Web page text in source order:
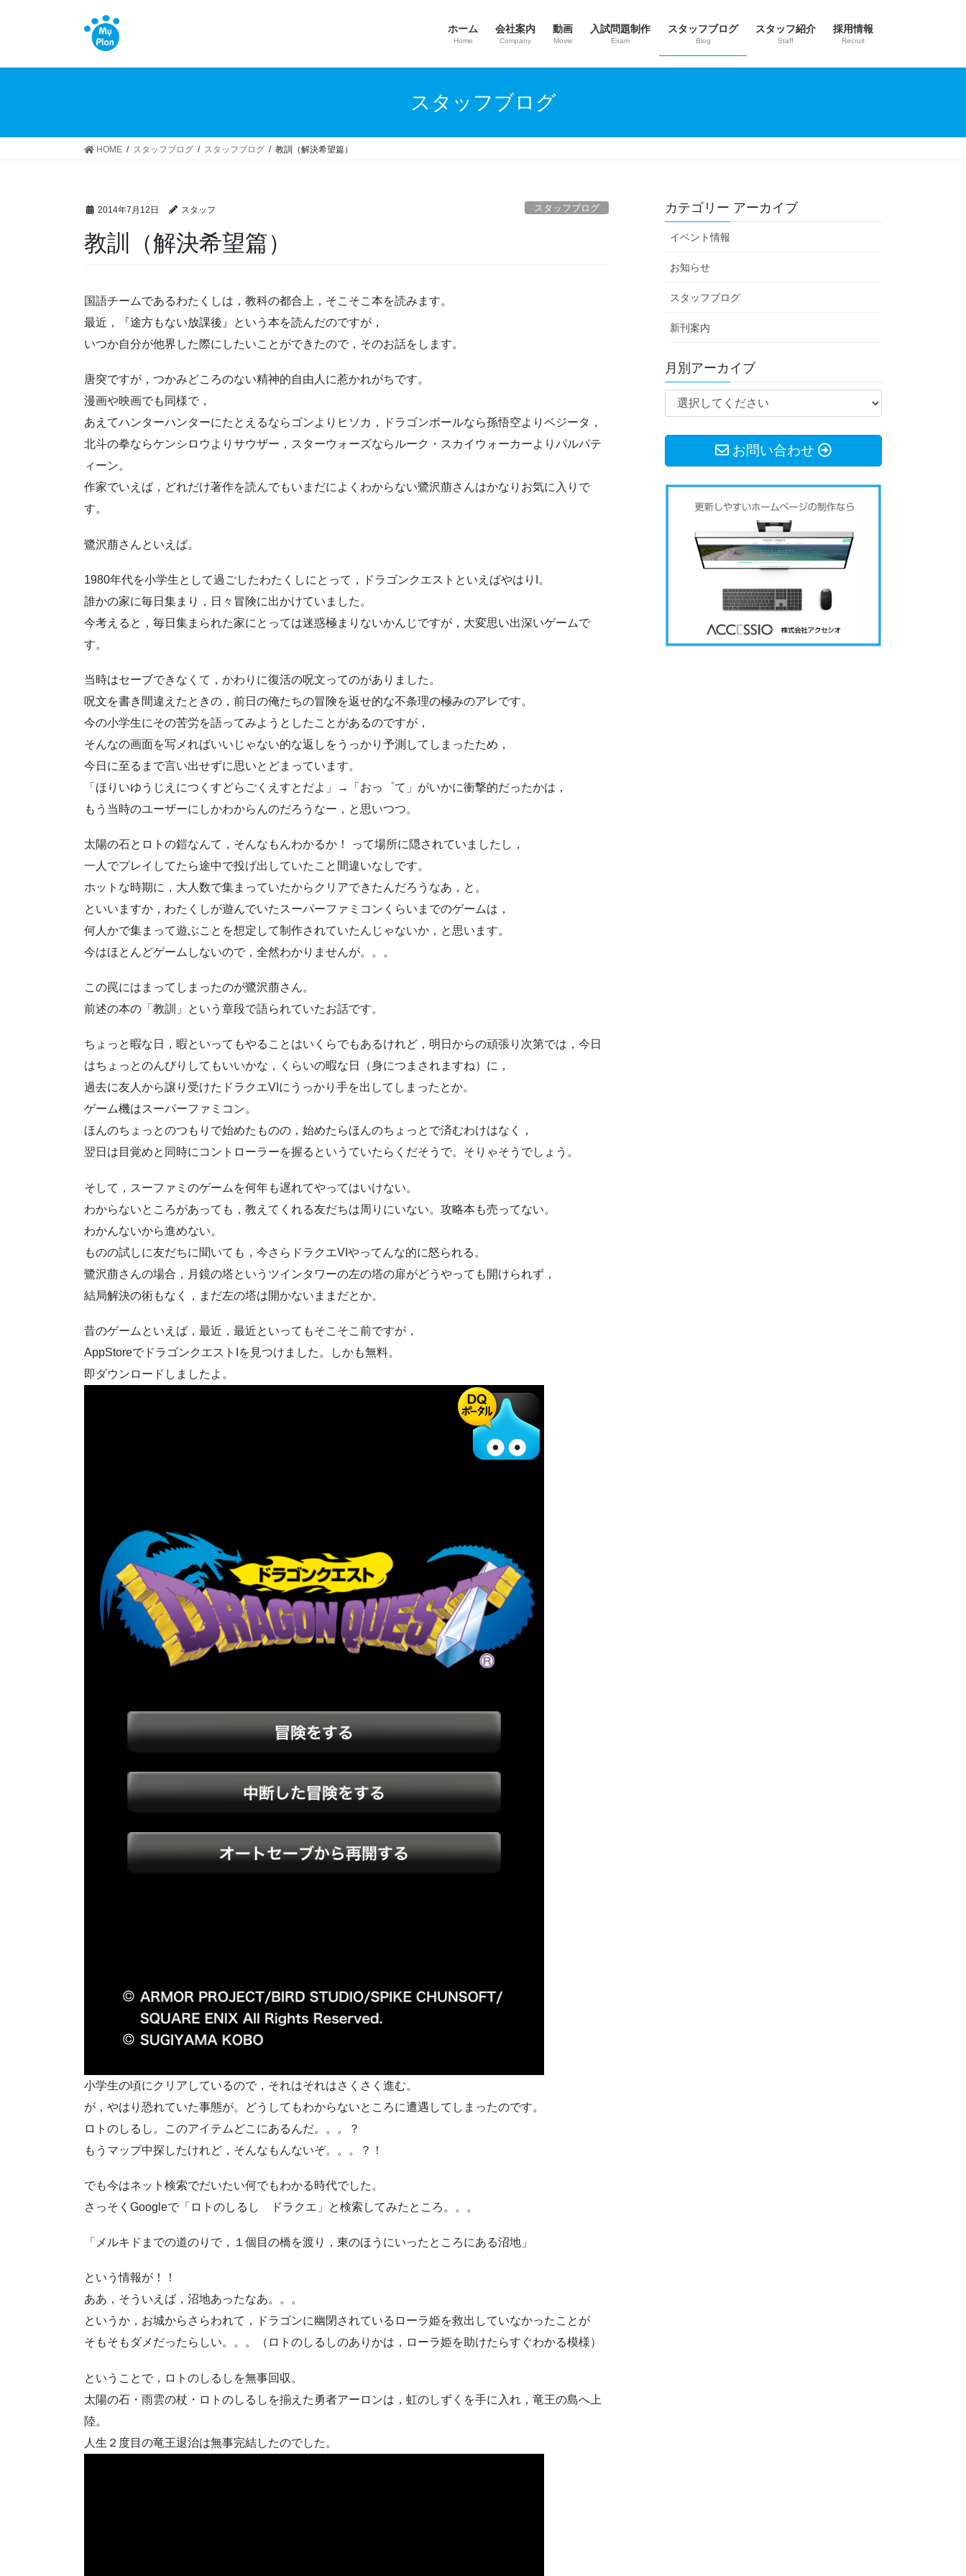
ホーム
Home
会社案内
Company
動画
Movie
入試問題制作
Exam
スタッフブログ
Blog
スタッフ紹介
Staff
採用情報
Recruit
スタッフブログ
HOME スタッフブログ スタッフブログ 教訓（解決希望篇）
2014年7月12日 スタッフ スタッフブログ
教訓（解決希望篇）
国語チームであるわたくしは，教科の都合上，そこそこ本を読みます。
最近，『途方もない放課後』という本を読んだのですが，
いつか自分が他界した際にしたいことができたので，そのお話をします。
唐突ですが，つかみどころのない精神的自由人に惹かれがちです。
漫画や映画でも同様で，
あえてハンターハンターにたとえるならゴンよりヒソカ，ドラゴンボールなら孫悟空よりベジータ，
北斗の拳ならケンシロウよりサウザー，スターウォーズならルーク・スカイウォーカーよりパルパテ
ィーン。
作家でいえば，どれだけ著作を読んでもいまだによくわからない鷺沢萠さんはかなりお気に入りで
す。
鷺沢萠さんといえば。
1980年代を小学生として過ごしたわたくしにとって，ドラゴンクエストといえばやはりI。
誰かの家に毎日集まり，日々冒険に出かけていました。
今考えると，毎日集まられた家にとっては迷惑極まりないかんじですが，大変思い出深いゲームで
す。
当時はセーブできなくて，かわりに復活の呪文ってのがありました。
呪文を書き間違えたときの，前日の俺たちの冒険を返せ的な不条理の極みのアレです。
今の小学生にその苦労を語ってみようとしたことがあるのですが，
そんなの画面を写メればいいじゃない的な返しをうっかり予測してしまったため，
今日に至るまで言い出せずに思いとどまっています。
「ほりいゆうじえにつくすどらごくえすとだよ」→「おっ゜て」がいかに衝撃的だったかは，
もう当時のユーザーにしかわからんのだろうなー，と思いつつ。
太陽の石とロトの鎧なんて，そんなもんわかるか！ って場所に隠されていましたし，
一人でプレイしてたら途中で投げ出していたこと間違いなしです。
ホットな時期に，大人数で集まっていたからクリアできたんだろうなあ，と。
といいますか，わたくしが遊んでいたスーパーファミコンくらいまでのゲームは，
何人かで集まって遊ぶことを想定して制作されていたんじゃないか，と思います。
今はほとんどゲームしないので，全然わかりませんが。。。
この罠にはまってしまったのが鷺沢萠さん。
前述の本の「教訓」という章段で語られていたお話です。
ちょっと暇な日，暇といってもやることはいくらでもあるけれど，明日からの頑張り次第では，今日
はちょっとのんびりしてもいいかな，くらいの暇な日（身につまされますね）に，
過去に友人から譲り受けたドラクエVIにうっかり手を出してしまったとか。
ゲーム機はスーパーファミコン。
ほんのちょっとのつもりで始めたものの，始めたらほんのちょっとで済むわけはなく，
翌日は目覚めと同時にコントローラーを握るというていたらくだそうで。そりゃそうでしょう。
そして，スーファミのゲームを何年も遅れてやってはいけない。
わからないところがあっても，教えてくれる友だちは周りにいない。攻略本も売ってない。
わかんないから進めない。
ものの試しに友だちに聞いても，今さらドラクエVIやってんな的に怒られる。
鷺沢萠さんの場合，月鏡の塔というツインタワーの左の塔の扉がどうやっても開けられず，
結局解決の術もなく，まだ左の塔は開かないままだとか。
昔のゲームといえば，最近，最近といってもそこそこ前ですが，
AppStoreでドラゴンクエストIを見つけました。しかも無料。
即ダウンロードしましたよ。
小学生の頃にクリアしているので，それはそれはさくさく進む。
が，やはり恐れていた事態が。どうしてもわからないところに遭遇してしまったのです。
ロトのしるし。このアイテムどこにあるんだ。。。？
もうマップ中探したけれど，そんなもんないぞ。。。？！
でも今はネット検索でだいたい何でもわかる時代でした。
さっそくGoogleで「ロトのしるし ドラクエ」と検索してみたところ。。。
「メルキドまでの道のりで，１個目の橋を渡り，東のほうにいったところにある沼地」
という情報が！！
ああ，そういえば，沼地あったなあ。。。
というか，お城からさらわれて，ドラゴンに幽閉されているローラ姫を救出していなかったことが
そもそもダメだったらしい。。。（ロトのしるしのありかは，ローラ姫を助けたらすぐわかる模様）
ということで，ロトのしるしを無事回収。
太陽の石・雨雲の杖・ロトのしるしを揃えた勇者アーロンは，虹のしずくを手に入れ，竜王の島へ上
陸。
人生２度目の竜王退治は無事完結したのでした。
カテゴリー アーカイブ
イベント情報
お知らせ
スタッフブログ
新刊案内
月別アーカイブ
お問い合わせ